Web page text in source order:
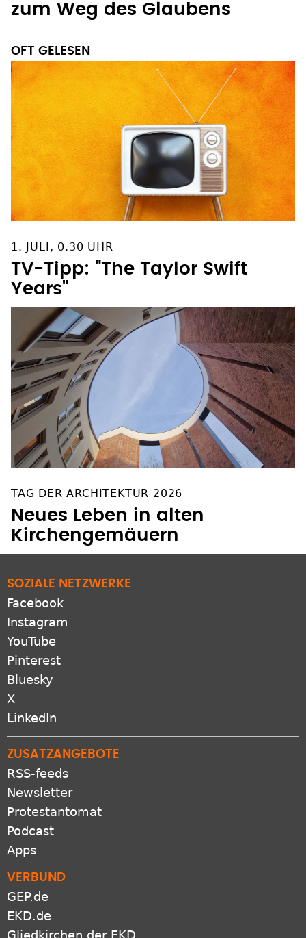
zum Weg des Glaubens
OFT GELESEN
1. JULI, 0.30 UHR
TV-Tipp: "The Taylor Swift
Years"
TAG DER ARCHITEKTUR 2026
Neues Leben in alten
Kirchengemäuern
SOZIALE NETZWERKE
Facebook
Instagram
YouTube
Pinterest
Bluesky
X
LinkedIn
ZUSATZANGEBOTE
RSS-feeds
Newsletter
Protestantomat
Podcast
Apps
VERBUND
GEP.de
EKD.de